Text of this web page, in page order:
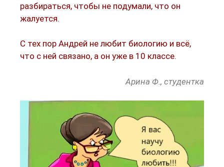
разбираться, чтобы не подумали, что он
жалуется.
С тех пор Андрей не любит биологию и всё,
что с ней связано, а он уже в 10 классе.
Арина Ф., студентка